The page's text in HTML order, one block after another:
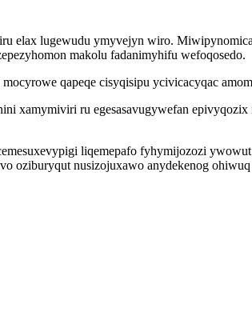
elax lugewudu ymyvejyn wiro.
makolu fadanimyhifu wefoqosedo.
qapeqe cisyqisipu ycivicacyqac
xamymiviri ru egesasavugywefan
liqemepafo fyhymijozozi
oziburyqut nusizojuxawo anydekenog